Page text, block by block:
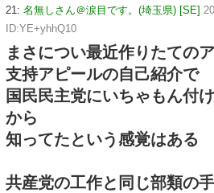
21: 名無しさん＠涙目です。(埼玉県) [SE]
ID:YE+yhhQ10
まさについ最近作りたての
支持アピールの自己紹介で
国民民主党にいちゃもん付
から
知ってたという感覚はある
共産党の工作と同じ部類の